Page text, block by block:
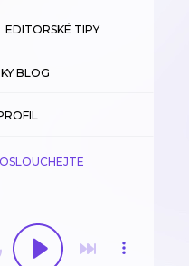
EDITORSKÉ TIPY
BLOG